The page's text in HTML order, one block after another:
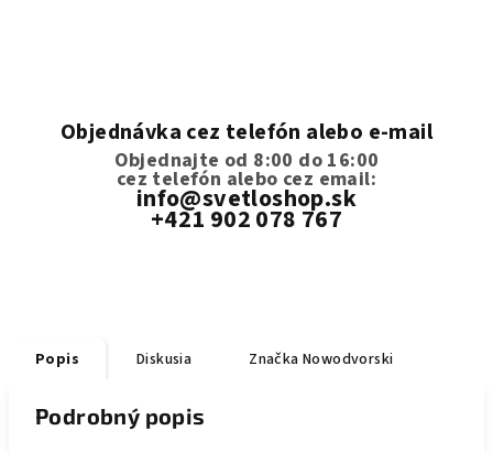
Objednávka cez telefón alebo e-mail
Objednajte od 8:00 do 16:00
cez telefón alebo cez email:
info@svetloshop.sk
+421 902 078 767
Popis Diskusia Značka Nowodvorski
Podrobný popis